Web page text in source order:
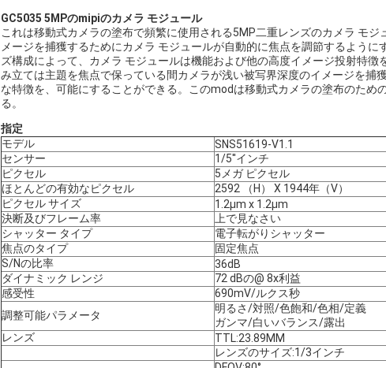
GC5035 5MPのmipiのカメラ モジュール
これは移動式カメラの塗布で頻繁に使用される5MP二重レンズのカメラ モ
メージを捕獲するためにカメラ モジュールが自動的に焦点を調節するよう
ズ構成によって、カメラ モジュールは機能および他の高度イメージ投射特
み立ては主題を焦点で保っている間カメラが浅い被写界深度のイメージを捕
な特徴を、可能にすることができる。このmodは移動式カメラの塗布のため
る。
指定
モデル
SNS51619-V1.1
センサー
1/5''インチ
ピクセル
5メガ ピクセル
ほとんどの有効なピクセル
2592 （H） X 1944年（V）
ピクセル サイズ
1.2µm x 1.2µm
決断及びフレーム率
上で見なさい
シャッター タイプ
電子転がりシャッター
焦点のタイプ
固定焦点
S/Nの比率
36dB
ダイナミック レンジ
72 dBの@ 8x利益
感受性
690mV/ルクス秒
調整可能パラメータ
明るさ/対照/色飽和/色相/定義
ガンマ/白いバランス/露出
レンズ
TTL:23.89MM
レンズのサイズ:1/3インチ